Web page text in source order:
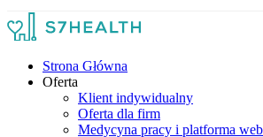
Strona Główna
Oferta
Klient indywidualny
Oferta dla firm
Medycyna pracy i platforma